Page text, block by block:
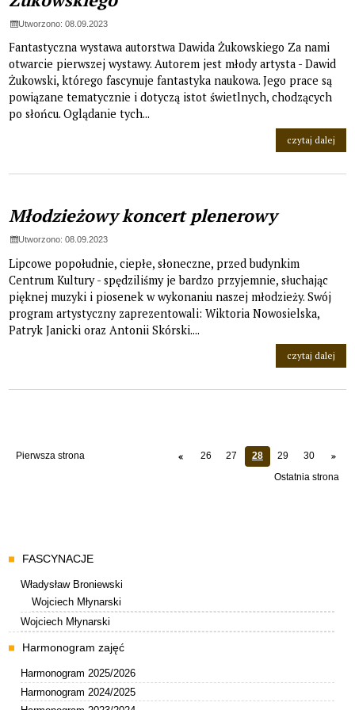
Utworzono: 08.09.2023
Fantastyczna wystawa autorstwa Dawida Żukowskiego Za nami
otwarcie pierwszej wystawy. Autorem jest młody artysta - Dawid
Żukowski, którego fascynuje fantastyka naukowa. Jego prace są
powiązane tematycznie i dotyczą istot świetlnych, chodzących
po słońcu. Oglądanie tych...
czytaj dalejna
Młodzieżowy koncert plenerowy
Utworzono: 08.09.2023
Lipcowe popołudnie, ciepłe, słoneczne, przed budynkim
Centrum Kultury - spędziliśmy je bardzo przyjemnie, słuchając
pięknej muzyki i piosenek w wykonaniu naszej młodzieży. Swój
program artystyczny zaprezentowali: Wiktoria Nowosielska,
Patryk Janicki oraz Antonii Skórski....
czytaj dalejna
Pierwsza strona 26 27 28 29 30
Ostatnia strona
Menu
FASCYNACJE
Władysław Broniewski
Wojciech Młynarski
Wojciech Młynarski
Harmonogram zajęć
Harmonogram 2025/2026
Harmonogram 2024/2025